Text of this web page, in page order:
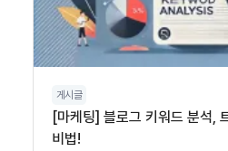
게시글
[마케팅] 블로그 키워드 분석,
비법!